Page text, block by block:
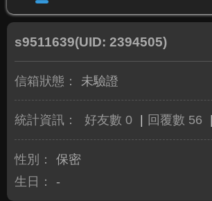
s9511639(UID: 2394505)
信箱狀態： 未驗證
統計資訊： 好友數 0 回覆數 56
性別：
保密
生日：
-